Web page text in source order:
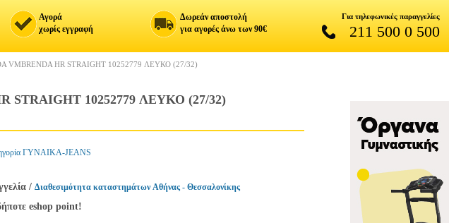
Αγορά
χωρίς εγγραφή
Δωρεάν αποστολή
για αγορές άνω των 90€
Για τηλεφωνικές παραγγελίες
211 500 0 500
VMBRENDA HR STRAIGHT 10252779 ΛΕΥΚΟ (27/32)
STRAIGHT 10252779 ΛΕΥΚΟ (27/32)
ΓΥΝΑΙΚΑ-JEANS
/ Διαθεσιμότητα καταστημάτων Αθήνας - Θεσσαλονίκης
eshop point!